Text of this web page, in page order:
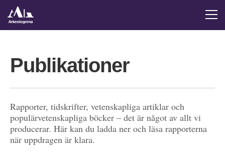
Publikationer
Rapporter, tidskrifter, vetenskapliga artiklar och
populärvetenskapliga böcker – det är något av allt vi
producerar. Här kan du ladda ner och läsa rapporterna
när uppdragen är klara.